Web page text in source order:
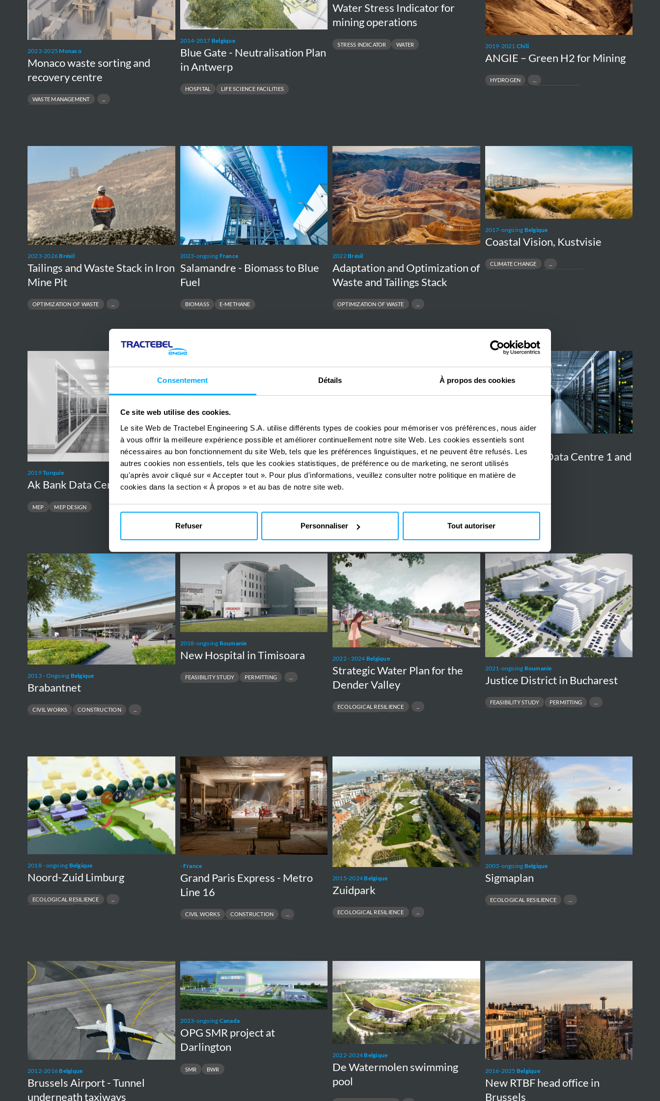
Consentement Détails À propos des cookies
Ce site web utilise des cookies.
Le site Web de Tractebel Engineering S.A. utilise différents types de cookies pour mémoriser vos préférences, nous aider
à vous offrir la meilleure expérience possible et améliorer continuellement notre site Web. Les cookies essentiels sont
nécessaires au bon fonctionnement du site Web, tels que les préférences linguistiques, et ne peuvent être refusés. Les
autres cookies non essentiels, tels que les cookies statistiques, de préférence ou de marketing, ne seront utilisés
qu'après avoir cliqué sur « Accepter tout ». Pour plus d'informations, veuillez consulter notre politique en matière de
cookies dans la section « À propos » et au bas de notre site web.
Refuser Personnaliser Tout autoriser
2023-2025Monaco
Monaco waste sorting and
recovery centre
WASTE MANAGEMENT
2014-2017 Belgique
Blue Gate - Neutralisation Plan
in Antwerp
HOSPITAL LIFE SCIENCE FACILITIES
Antwerp
Water Stress Indicator for
mining operations
STRESS INDICATOR WATER 2019-2021 Chili
ANGIE – Green H2 for Mining
HYDROGEN
2023-2026Brésil
Tailings and Waste Stack in Iron
Mine Pit
OPTIMIZATION OF WASTE
Waste
Stack
in
Iron
Mine
2023-ongoing France
Salamandre - Biomass to Blue
Fuel
BIOMASS E-METHANE
Salamandre
Biomass
2022Brésil
Adaptation and Optimization of
Waste and Tailings Stack
OPTIMIZATION OF WASTE
Adaptation
and
Optimization
of
Waste
and
Tailings
2017-ongoing Belgique
Coastal Vision, Kustvisie
CLIMATE CHANGE
COASTAL PROTECTION
Kustvisie
2019Turquie
Ak Bank Data Centre
MEP MEP DESIGN
2023-ongoingBelgique
The Princess Elisabeth Island
OWNER ENGINEER
ISLAND DESIGN
OFFSHORE WIND
The
Elisabeth
Island
2017Turquie
Halk Bank Data Centre
MEP MEP DESIGN
Data
Centre
2023Singapour
Surveillance Data Centre 1 and
2 Upgrade
Surveillance
Centre
1
2
Upgrade
2013 - Ongoing Belgique
Brabantnet
CIVIL WORKS
CONSTRUCTION
Brabantnet
2018-ongoing Roumanie
New Hospital in Timisoara
FEASIBILITY STUDY
PERMITTING
in
Timisoara
2022 - 2024 Belgique
Strategic Water Plan for the
Dender Valley
ECOLOGICAL RESILIENCE
Strategic
Water
Plan
for
the
Dender
Valley
2021-ongoing Roumanie
Justice District in Bucharest
FEASIBILITY STUDY
PERMITTING
Justice
District
in
Bucharest
2018 - ongoing Belgique
Noord-Zuid Limburg
ECOLOGICAL RESILIENCE
Noord-
Zuid
Limburg
-France
Grand Paris Express - Metro
Line 16
CIVIL WORKS
CONSTRUCTION
Grand
Paris
Express
-
Metro
Line
16
2015-2024Belgique
Zuidpark
ECOLOGICAL RESILIENCE
2003-ongoing Belgique
Sigmaplan
ECOLOGICAL RESILIENCE
Sigmaplan
2012-2016Belgique
Brussels Airport - Tunnel
underneath taxiways
Brussels
Airport
-
Tunnel
underneath
2023-ongoing Canada
OPG SMR project at
Darlington
SMR BWR
OPG
SMR
project
at
Darlington
2022-2024Belgique
De Watermolen swimming
pool
Watermolen
swimming
pool
2016-2025 Belgique
New RTBF head office in
Brussels
New
RTBF
office
in
Brussels